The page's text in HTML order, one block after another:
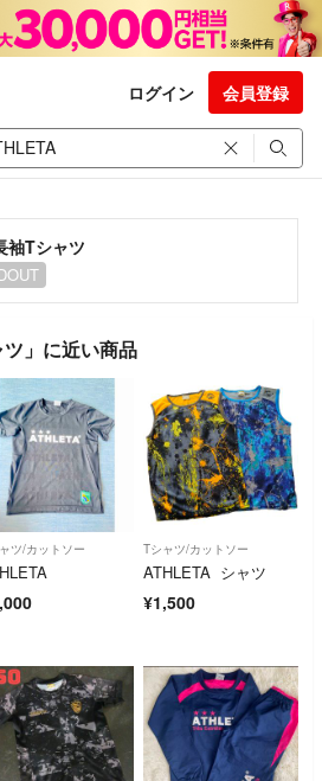
ログイン 会員登録
袖Tシャツ
ツ」に近い商品
ツ/カットソー Tシャツ/カットソー
ATHLETA シャツ
¥1,500